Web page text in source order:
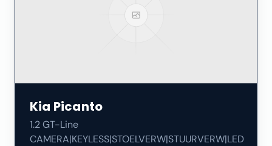
Kia Picanto
1.2 GT-Line
CAMERA|KEYLESS|STOELVERW|STUURVERW|LED